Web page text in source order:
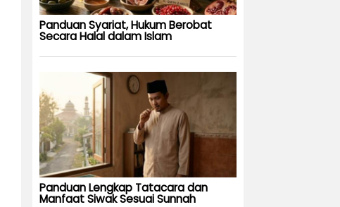
Panduan Syariat, Hukum Berobat
Secara Halal dalam Islam
Panduan Lengkap Tatacara dan
Manfaat Siwak Sesuai Sunnah